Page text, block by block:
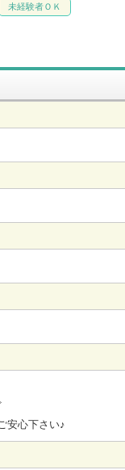
未経験者ＯＫ
安心下さい♪